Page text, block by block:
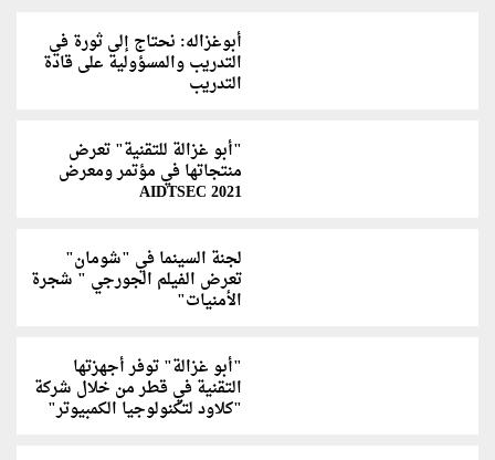
أبوغزاله: نحتاج إلى ثورة في
التدريب والمسؤولية على قادة
التدريب
"أبو غزالة للتقنية" تعرض
منتجاتها في مؤتمر ومعرض
AIDTSEC 2021
لجنة السينما في "شومان"
تعرض الفيلم الجورجي " شجرة
الأمنيات"
"أبو غزالة" توفر أجهزتها
التقنية في قطر من خلال شركة
"كلاود لتكنولوجيا الكمبيوتر"